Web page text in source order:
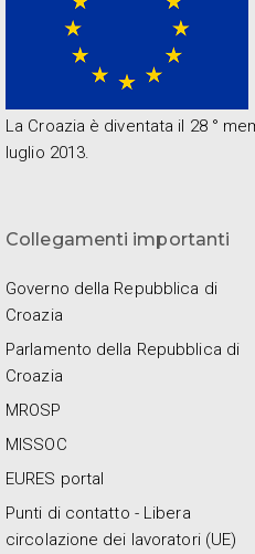
La Croazia è diventata il 28 °
luglio 2013.
Collegamenti importanti
Governo della Repubblica di
Croazia
Parlamento della Repubblica di
Croazia
MROSP
MISSOC
EURES portal
Punti di contatto - Libera
circolazione dei lavoratori (UE)